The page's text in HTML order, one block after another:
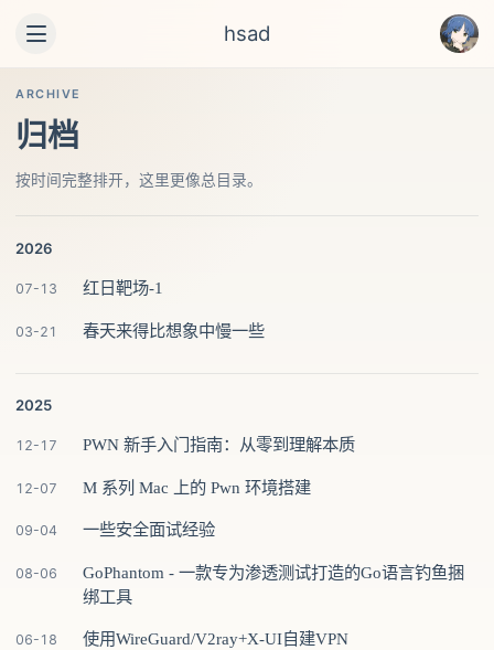
hsad
ARCHIVE
归档
按时间完整排开，这里更像总目录。
2026
07-13 红日靶场-1
03-21 春天来得比想象中慢一些
2025
12-17 PWN 新手入门指南：从零到理解本质
12-07 M 系列 Mac 上的 Pwn 环境搭建
09-04 一些安全面试经验
08-06
GoPhantom - 一款专为渗透测试打造的Go语言钓鱼捆
绑工具
06-18 使用WireGuard/V2ray+X-UI自建VPN